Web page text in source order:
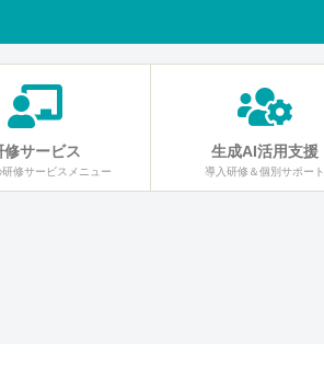
修サービス
修サービスメニュー
生成AI活用支援
導入研修＆個別サポート